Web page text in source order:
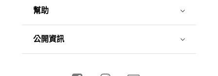
幫助
公開資訊